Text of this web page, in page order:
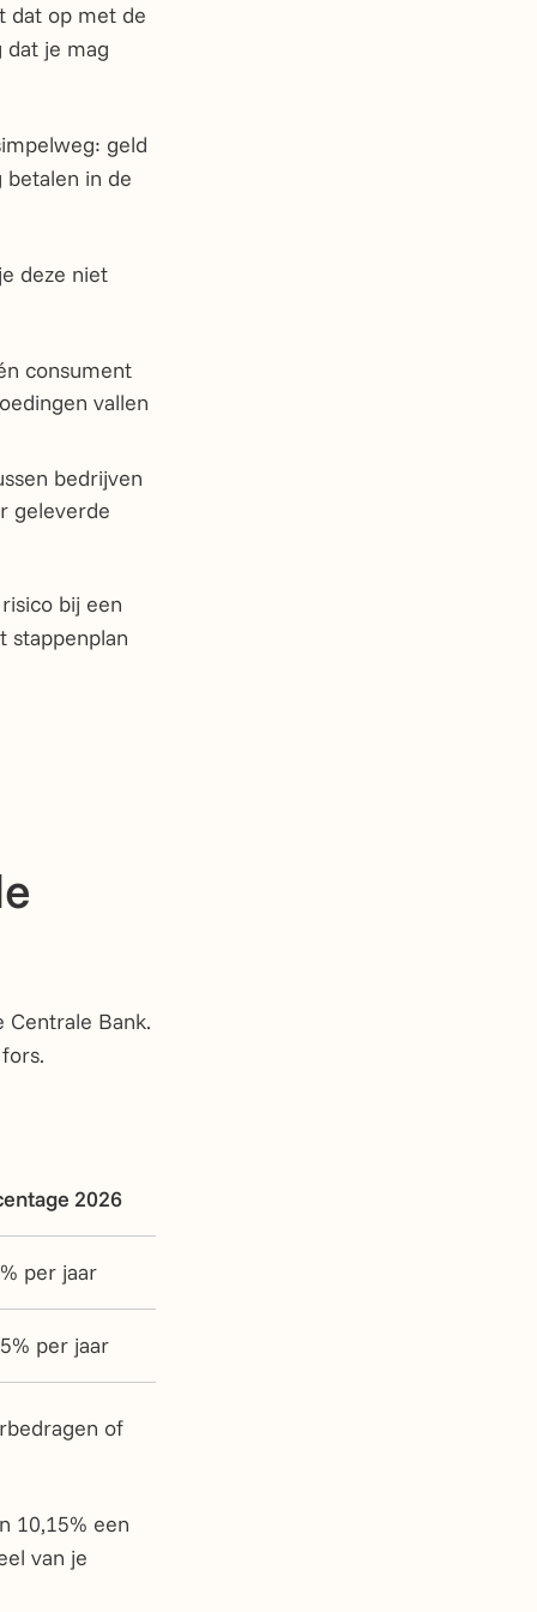
dat op met de
dat je mag
geld
in de
deze niet
consument
vallen
bedrijven
geleverde
bij een
stappenplan
Bank.
2026
per jaar
per jaar
of
10,15% een
van je